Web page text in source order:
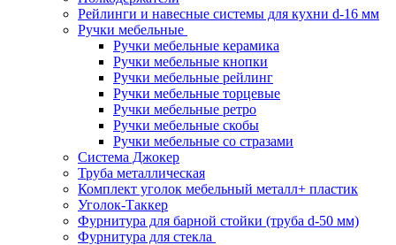
Рейлинги и навесные системы для кухни d-16 мм
Ручки мебельные
Ручки мебельные керамика
Ручки мебельные кнопки
Ручки мебельные рейлинг
Ручки мебельные торцевые
Ручки мебельные ретро
Ручки мебельные скобы
Ручки мебельные со стразами
Система Джокер
Труба металлическая
Комплект уголок мебельный металл+ пластик
Уголок-Таккер
Фурнитура для барной стойки (труба d-50 мм)
Фурнитура для стекла